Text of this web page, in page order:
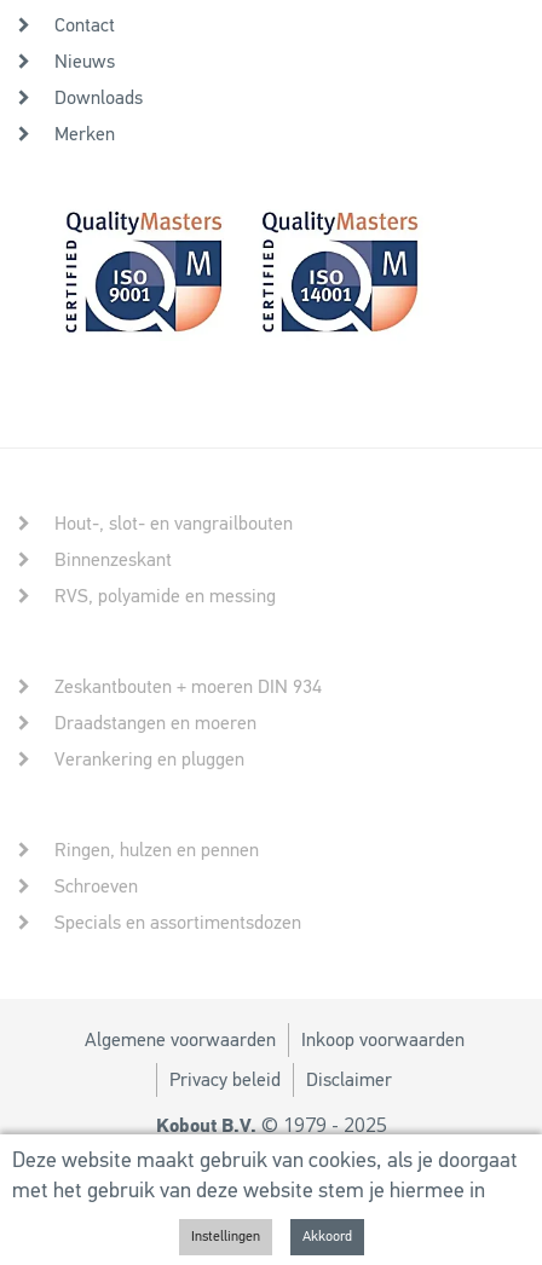
Deze website maakt gebruik van cookies, als je doorgaat
met het gebruik van deze website stem je hiermee in
Contact
Nieuws
Downloads
Merken
Hout-, slot- en vangrailbouten
Binnenzeskant
RVS, polyamide en messing
Zeskantbouten + moeren DIN 934
Draadstangen en moeren
Verankering en pluggen
Ringen, hulzen en pennen
Schroeven
Specials en assortimentsdozen
Algemene voorwaarden Inkoop voorwaarden
Privacy beleid Disclaimer
Kobout B.V.© 1979 - 2025
Ontwerp doorMM
Powered byUtilize Business Solutions BV